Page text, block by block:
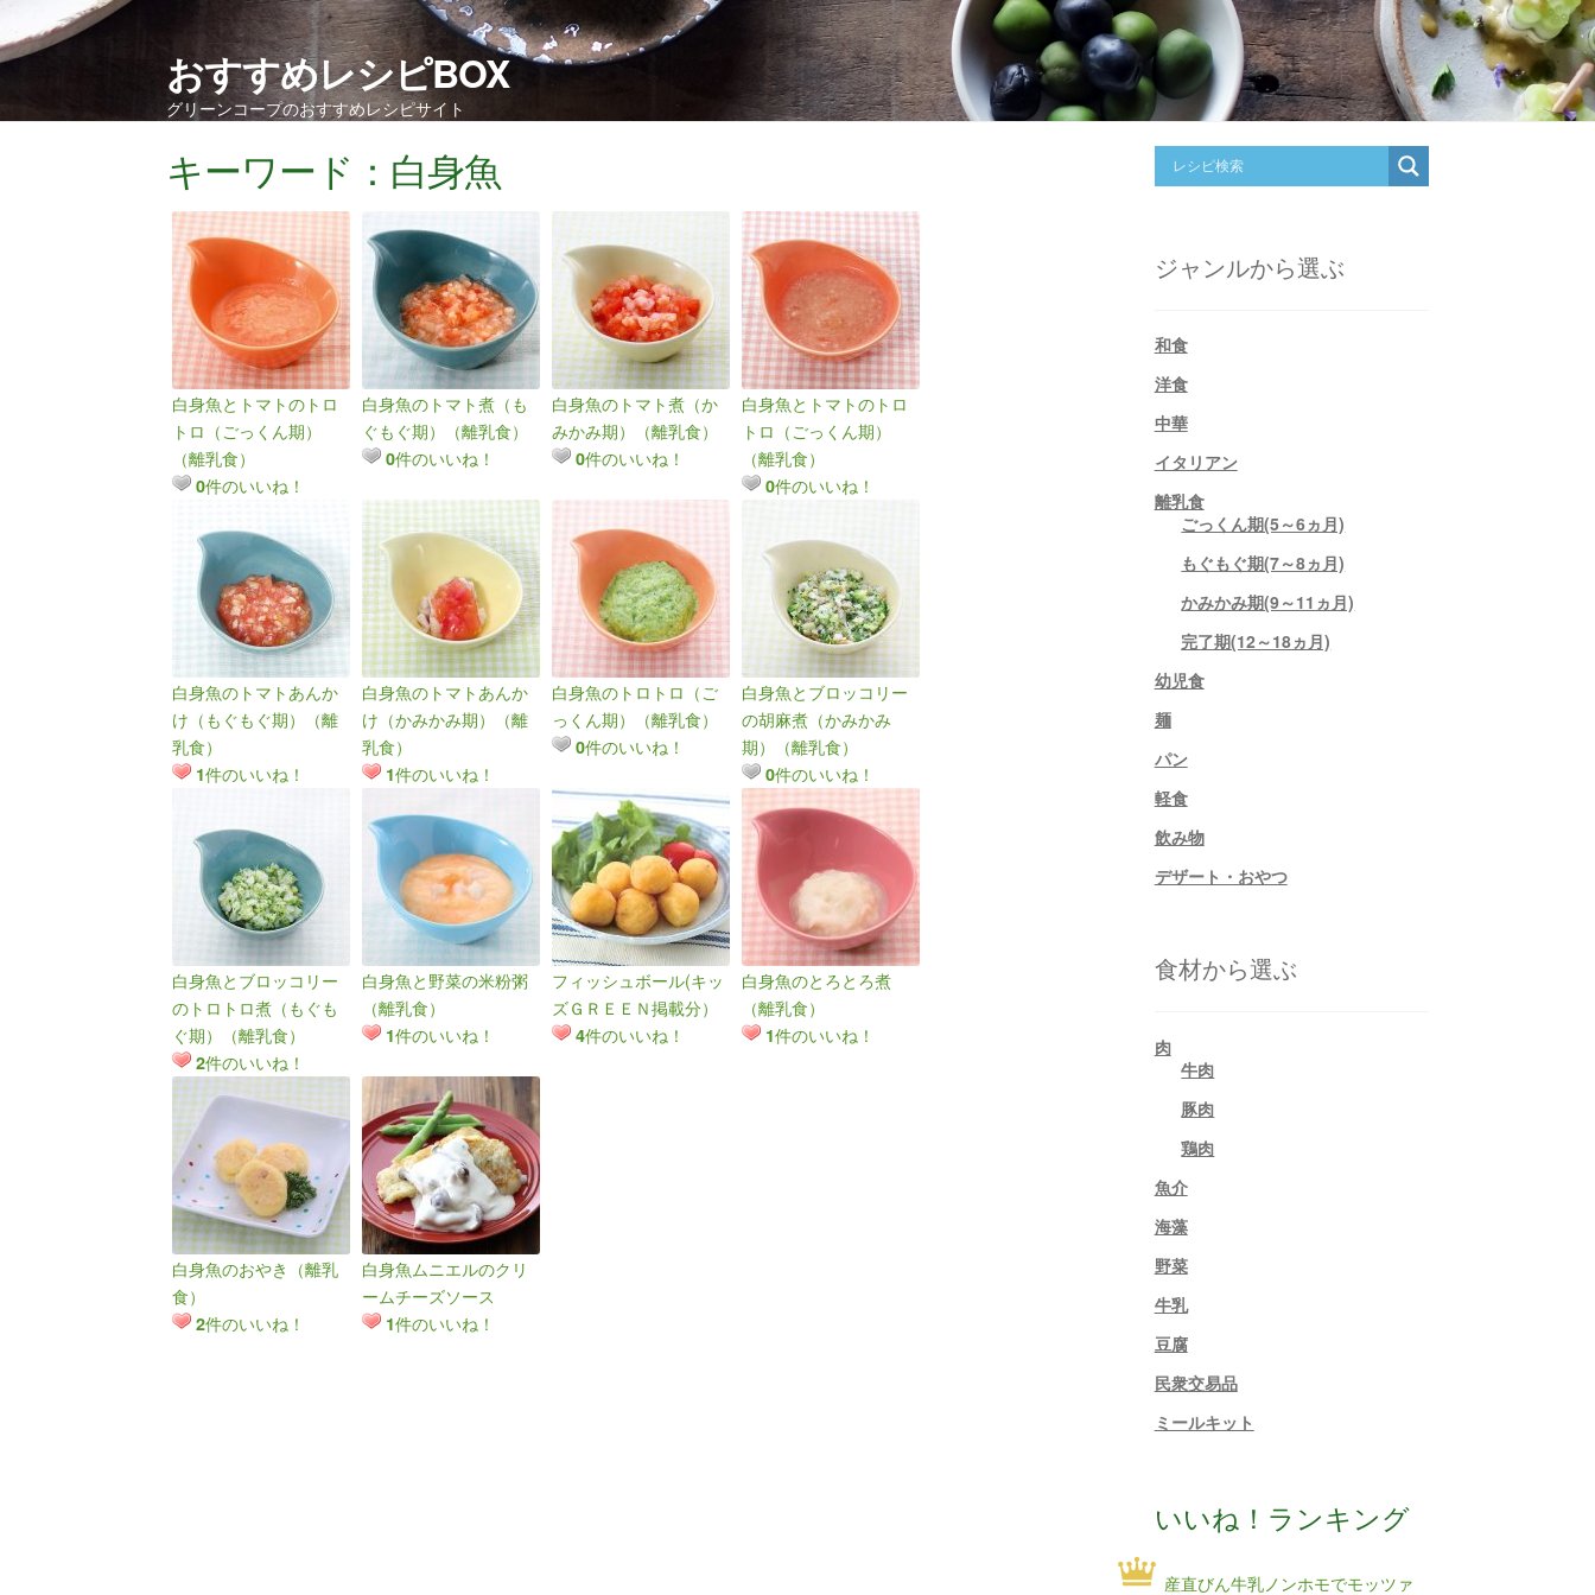
おすすめレシピBOX
グリーンコープのおすすめレシピサイト
キーワード：白身魚
白身魚とトマトのトロ
トロ（ごっくん期）
（離乳食）
0件のいいね！
白身魚のトマト煮（も
ぐもぐ期）（離乳食）
0件のいいね！
白身魚のトマト煮（か
みかみ期）（離乳食）
0件のいいね！
白身魚とトマトのトロ
トロ（ごっくん期）
（離乳食）
0件のいいね！
白身魚のトマトあんか
け（もぐもぐ期）（離
乳食）
1件のいいね！
白身魚のトマトあんか
け（かみかみ期）（離
乳食）
1件のいいね！
白身魚のトロトロ（ご
っくん期）（離乳食）
0件のいいね！
白身魚とブロッコリー
の胡麻煮（かみかみ
期）（離乳食）
0件のいいね！
白身魚とブロッコリー
のトロトロ煮（もぐも
ぐ期）（離乳食）
2件のいいね！
白身魚と野菜の米粉粥
（離乳食）
1件のいいね！
フィッシュボール(キッ
ズＧＲＥＥＮ掲載分）
4件のいいね！
白身魚のとろとろ煮
（離乳食）
1件のいいね！
白身魚のおやき（離乳
食）
2件のいいね！
白身魚ムニエルのクリ
ームチーズソース
1件のいいね！
ジャンルから選ぶ
和食
洋食
中華
イタリアン
離乳食
ごっくん期(5～6ヵ月)
もぐもぐ期(7～8ヵ月)
かみかみ期(9～11ヵ月)
完了期(12～18ヵ月)
幼児食
麺
パン
軽食
飲み物
デザート・おやつ
食材から選ぶ
肉
牛肉
豚肉
鶏肉
魚介
海藻
野菜
牛乳
豆腐
民衆交易品
ミールキット
いいね！ランキング
産直びん牛乳ノンホモでモッツァ